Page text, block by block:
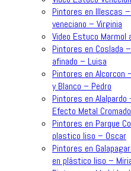
Pintores en Illescas
veneciano – Virginia
Video Estuco Marmol
Pintores en Coslada
afinado – Luisa
Pintores en Alcorcon
y Blanco – Pedro
Pintores en
Efecto Metal
Pintores en Parque
plastico liso – Oscar
Pintores en
en plástico liso –